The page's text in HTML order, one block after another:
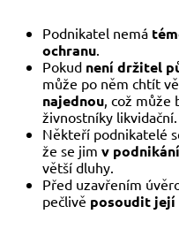
Podnikatel nemá
ochranu.
Pokud není držitel
může po něm chtít
najednou, což může
živnostníky likvidační.
Někteří podnikatelé
že se jim v
větší dluhy.
Před uzavřením
pečlivě posoudit